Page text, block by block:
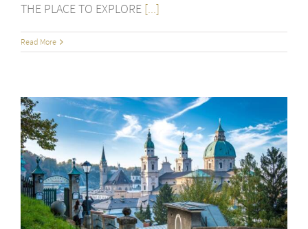
THE PLACE TO EXPLORE [...]
Read More